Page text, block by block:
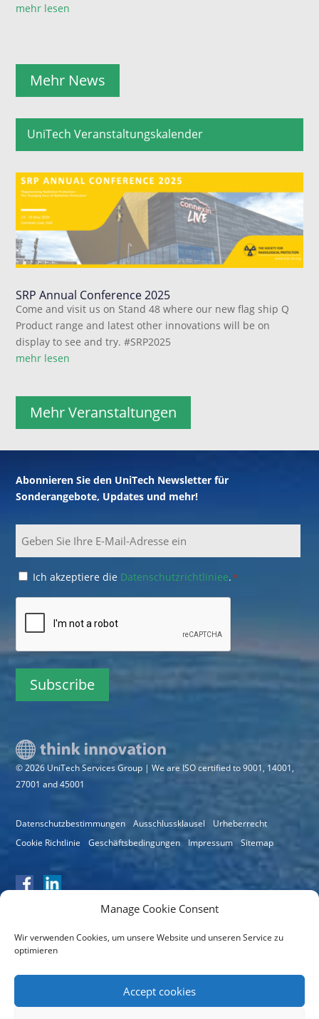
Manage Cookie Consent
Wir verwenden Cookies, um unsere Website und unseren Service zu
optimieren
Accept cookies
mehr lesen
Mehr News
UniTech Veranstaltungskalender
SRP Annual Conference 2025
Come and visit us on Stand 48 where our new flag ship Q
Product range and latest other innovations will be on
display to see and try. #SRP2025
mehr lesen
Mehr Veranstaltungen
Abonnieren Sie den UniTech Newsletter für
Sonderangebote, Updates und mehr!
Consent
Ich akzeptiere die Datenschutzrichtliniee.*
© 2026 UniTech Services Group | We are ISO certified to 9001, 14001,
27001 and 45001
Datenschutzbestimmungen Ausschlussklausel
Urheberrecht
Cookie Richtlinie
Geschäftsbedingungen Impressum Sitemap